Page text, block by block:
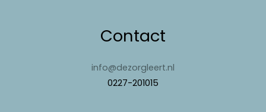
Contact
info@dezorgleert.nl
0227-201015